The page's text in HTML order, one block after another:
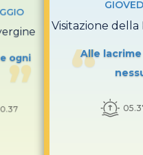
ogni
Visitazione della
Alle